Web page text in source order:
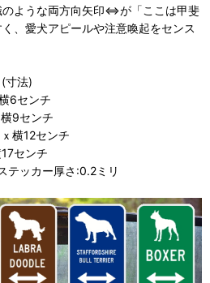
のような両方向矢印⇔が「ここは甲斐
、愛犬アピールや注意喚起をセンス
寸法)
6センチ
9センチ
横12センチ
センチ
テッカー厚さ:0.2ミリ